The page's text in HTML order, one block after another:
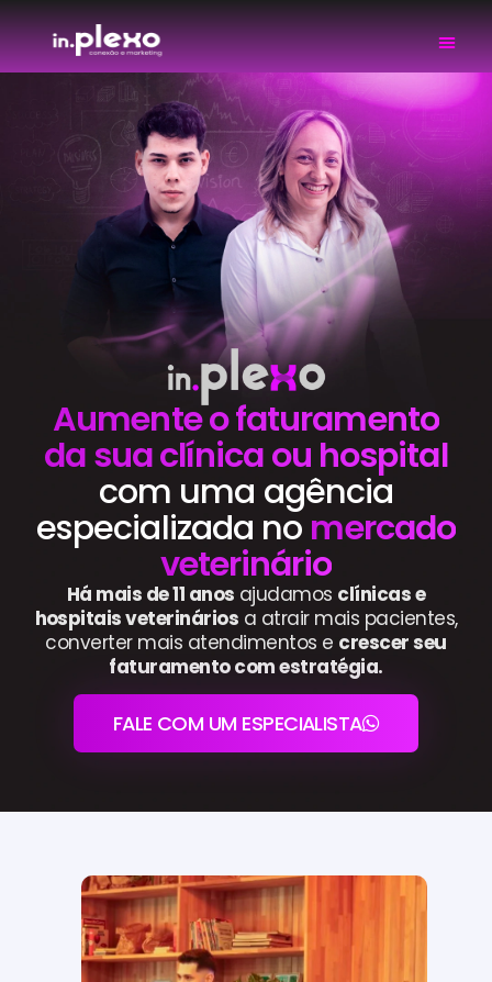
Aumente o faturamento
da sua clínica ou hospital
com uma agência
especializada no mercado
veterinário
Há mais de 11 anos ajudamos clínicas e
hospitais veterinários a atrair mais pacientes,
converter mais atendimentos e crescer seu
faturamento com estratégia.
FALE COM UM ESPECIALISTA